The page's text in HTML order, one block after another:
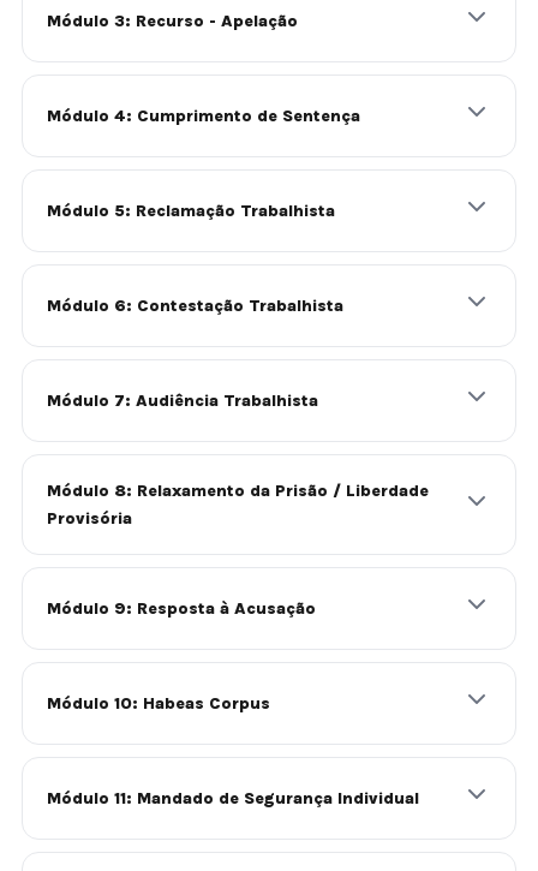
Módulo 3: Recurso - Apelação
Módulo 4: Cumprimento de Sentença
Módulo 5: Reclamação Trabalhista
Módulo 6: Contestação Trabalhista
Módulo 7: Audiência Trabalhista
Módulo 8: Relaxamento da Prisão / Liberdade
Provisória
Módulo 9: Resposta à Acusação
Módulo 10: Habeas Corpus
Módulo 11: Mandado de Segurança Individual